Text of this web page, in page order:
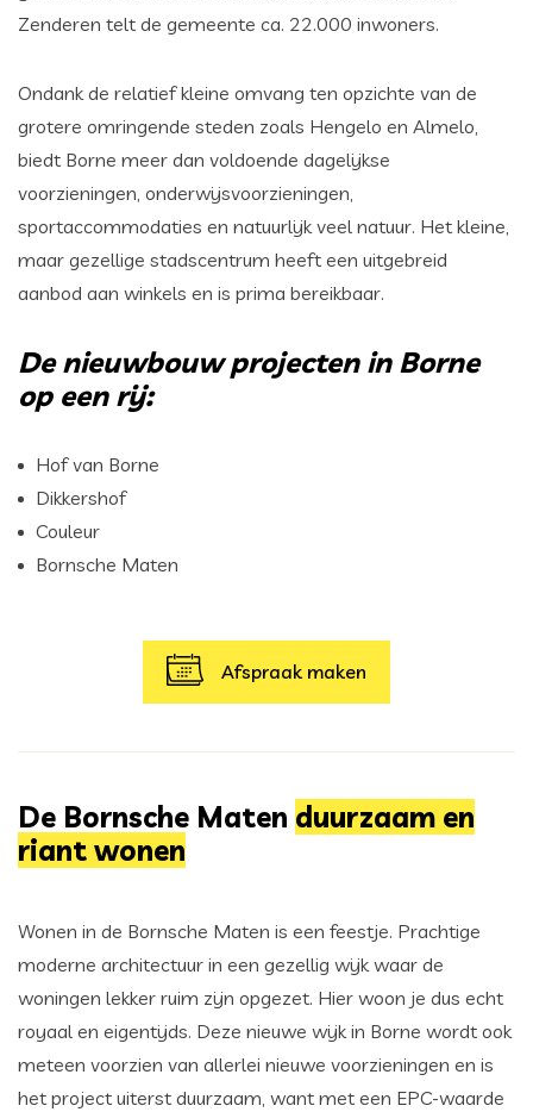
Zenderen telt de gemeente ca. 22.000 inwoners.
Ondank de relatief kleine omvang ten opzichte van de
grotere omringende steden zoals Hengelo en Almelo,
biedt Borne meer dan voldoende dagelijkse
voorzieningen, onderwijsvoorzieningen,
sportaccommodaties en natuurlijk veel natuur. Het kleine,
maar gezellige stadscentrum heeft een uitgebreid
aanbod aan winkels en is prima bereikbaar.
De nieuwbouw projecten in Borne
op een rij:
Hof van Borne
Dikkershof
Couleur
Bornsche Maten
Afspraak maken
De Bornsche Maten duurzaam en
riant wonen
Wonen in de Bornsche Maten is een feestje. Prachtige
moderne architectuur in een gezellig wijk waar de
woningen lekker ruim zijn opgezet. Hier woon je dus echt
royaal en eigentijds. Deze nieuwe wijk in Borne wordt ook
meteen voorzien van allerlei nieuwe voorzieningen en is
het project uiterst duurzaam, want met een EPC-waarde